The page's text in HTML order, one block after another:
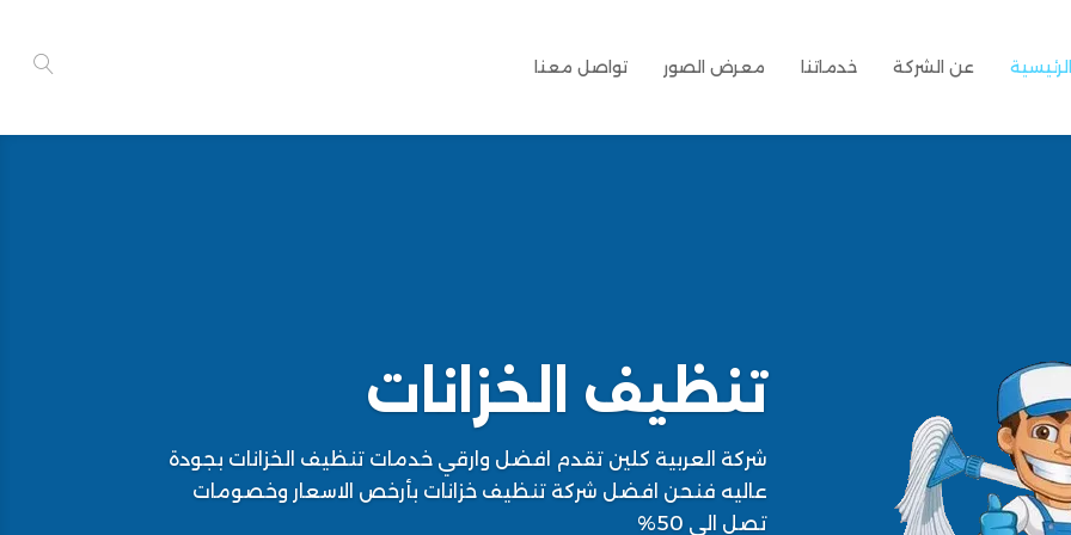
عن الشركة خدماتنا معرض الصور تواصل معنا
تنظيف الخزانات
شركة العربية كلين تقدم افضل وارقي خدمات تنظيف الخزانات بجودة
عاليه فنحن افضل شركة تنظيف خزانات بأرخص الاسعار وخصومات
تصل الي 50%